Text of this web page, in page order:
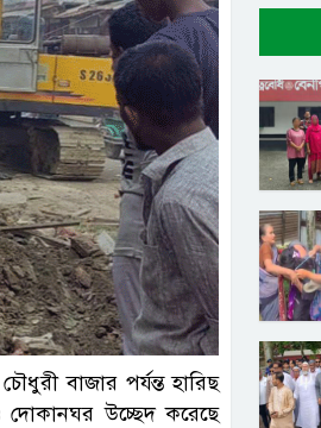
বাজার পর্যন্ত হারিছ
উচ্ছেদ করেছে